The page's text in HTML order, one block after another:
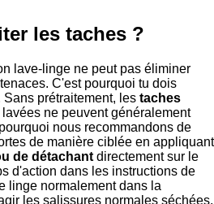
les taches ?
lave-linge ne peut pas éliminer
tenaces. C'est pourquoi tu dois
Sans prétraitement, les taches
lavées ne peuvent généralement
nous recommandons de
de manière ciblée en appliquant
de détachant directement sur le
d'action dans les instructions de
linge normalement dans la
les salissures normales séchées,